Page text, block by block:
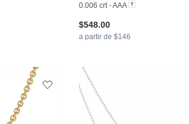
0.006 crt - AAA
$548.00
a partir de $146